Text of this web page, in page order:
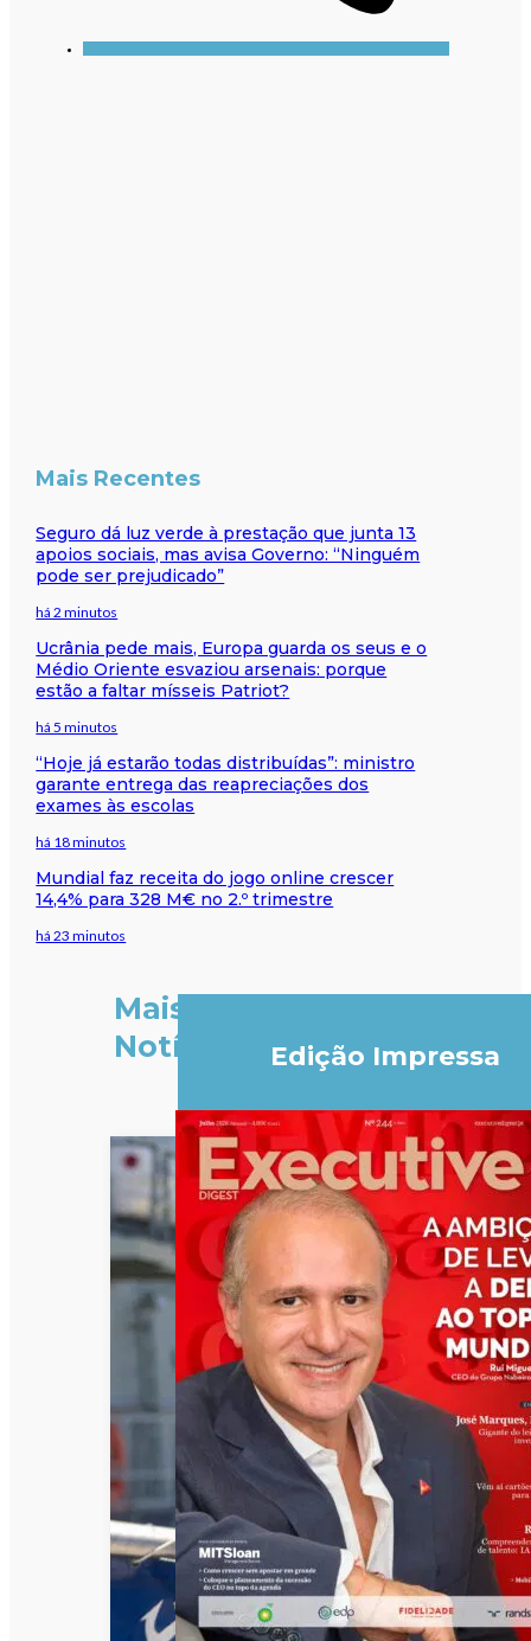
Mais Recentes
Seguro dá luz verde à prestação que junta 13
apoios sociais, mas avisa Governo: “Ninguém
pode ser prejudicado”
há 2 minutos
Ucrânia pede mais, Europa guarda os seus e o
Médio Oriente esvaziou arsenais: porque
estão a faltar mísseis Patriot?
há 5 minutos
“Hoje já estarão todas distribuídas”: ministro
garante entrega das reapreciações dos
exames às escolas
há 18 minutos
Mundial faz receita do jogo online crescer
14,4% para 328 M€ no 2.º trimestre
há 23 minutos
Mais
Notícias
Edição Impressa